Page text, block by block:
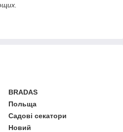
BRADAS
Польща
Садові секатори
Новий